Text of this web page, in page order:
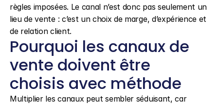
règles imposées. Le canal n’est donc pas seulement un
lieu de vente : c’est un choix de marge, d’expérience et
de relation client.
Pourquoi les canaux de
vente doivent être
choisis avec méthode
Multiplier les canaux peut sembler séduisant, car